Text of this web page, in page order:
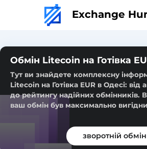
Exchange
Обмін Litecoin на Готівка
Тут ви знайдете комплексну
Litecoin на Готівка EUR в Одесі: від
до рейтингу надійних обмінників.
ваш обмін був максимально
зворотній обмін